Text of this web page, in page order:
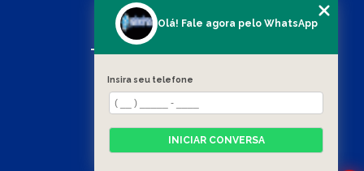
(11) 99132-1783
vendas@abpaineiras.com.br
SOBRE NÓS
PRODUTOS
Olá! Fale agora pelo WhatsApp
Insira seu telefone
INICIAR CONVERSA